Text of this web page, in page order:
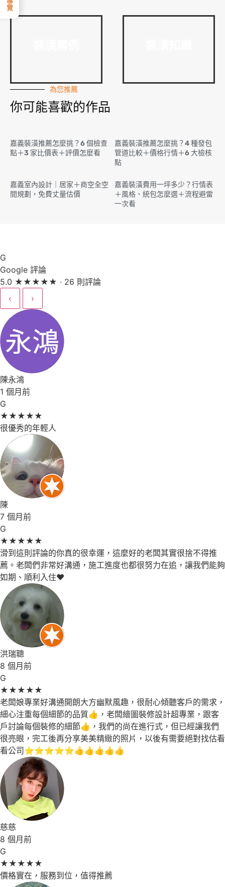
為您推薦
你可能喜歡的作品
嘉義裝潢推薦怎麼挑？6 個檢查
點＋3 家比價表＋評價怎麼看
嘉義裝潢推薦怎麼挑？4 種發包
管道比較＋價格行情＋6 大檢核
點
嘉義室內設計｜居家＋商空全空
間規劃，免費丈量估價
嘉義裝潢費用一坪多少？行情表
＋風格、統包怎麼選＋流程避雷
一次看
G
Google 評論
5.0 ★ ★ ★ ★ ★ · 26 則評論
‹
›
陳永鴻
1 個月前
G
★ ★ ★ ★ ★
很優秀的年輕人
陳
7 個月前
G
★ ★ ★ ★ ★
滑到這則評論的你真的很幸運，這麼好的老闆其實很捨不得推
薦。老闆們非常好溝通，施工進度也都很努力在追，讓我們能夠
如期、順利入住❤️
洪瑞聰
8 個月前
G
★ ★ ★ ★ ★
老闆娘專業好溝通開朗大方幽默風趣，很耐心傾聽客戶的需求，
細心注重每個細節的品質👍，老闆繪圖裝修設計超專業，跟客
戶討論每個裝修的細節👍，我們的尚在進行式，但已經讓我們
很亮眼，完工後再分享美美精緻的照片，以後有需要絕對找估看
看公司⭐⭐⭐⭐⭐👍👍👍👍👍
慈慈
8 個月前
G
★ ★ ★ ★ ★
價格實在，服務到位，值得推薦